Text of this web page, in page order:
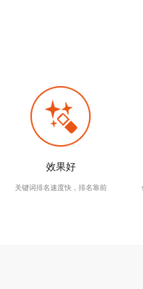
效果好
关键词排名速度快，排名靠前